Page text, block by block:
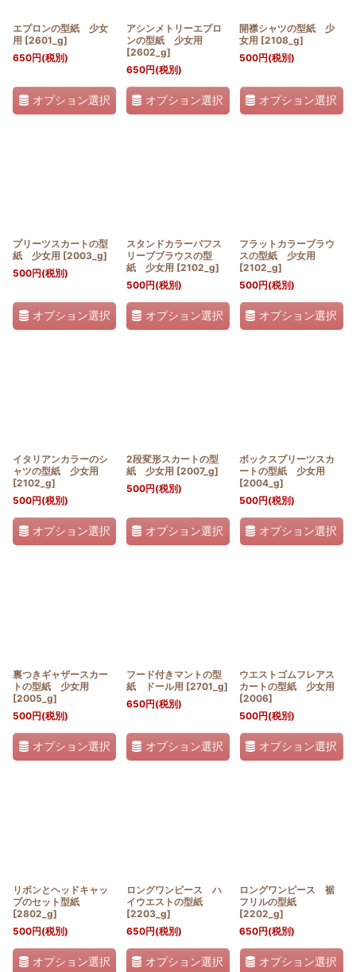
エプロンの型紙 少女
用 [2601_g]
650円(税別)
オプション選択
アシンメトリーエプロ
ンの型紙 少女用
[2602_g]
650円(税別)
オプション選択
開襟シャツの型紙 少
女用 [2108_g]
500円(税別)
オプション選択
プリーツスカートの型
紙 少女用 [2003_g]
500円(税別)
オプション選択
スタンドカラーパフス
リーブブラウスの型
紙 少女用 [2102_g]
500円(税別)
オプション選択
フラットカラーブラウ
スの型紙 少女用
[2102_g]
500円(税別)
オプション選択
イタリアンカラーのシ
ャツの型紙 少女用
[2102_g]
500円(税別)
オプション選択
2段変形スカートの型
紙 少女用 [2007_g]
500円(税別)
オプション選択
ボックスプリーツスカ
ートの型紙 少女用
[2004_g]
500円(税別)
オプション選択
裏つきギャザースカー
トの型紙 少女用
[2005_g]
500円(税別)
オプション選択
フード付きマントの型
紙 ドール用 [2701_g]
650円(税別)
オプション選択
ウエストゴムフレアス
カートの型紙 少女用
[2006]
500円(税別)
オプション選択
リボンとヘッドキャッ
プのセット型紙
[2802_g]
500円(税別)
オプション選択
ロングワンピース ハ
イウエストの型紙
[2203_g]
650円(税別)
オプション選択
ロングワンピース 裾
フリルの型紙
[2202_g]
650円(税別)
オプション選択